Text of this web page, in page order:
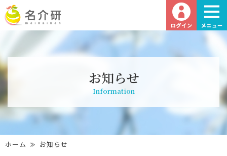
お知らせ
Information
ホーム お知らせ